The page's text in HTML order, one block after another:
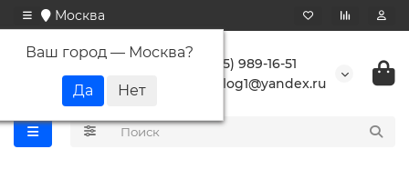
Москва
Ваш город — Москва?
+7 (495) 989-16-51
buranlog1@yandex.ru